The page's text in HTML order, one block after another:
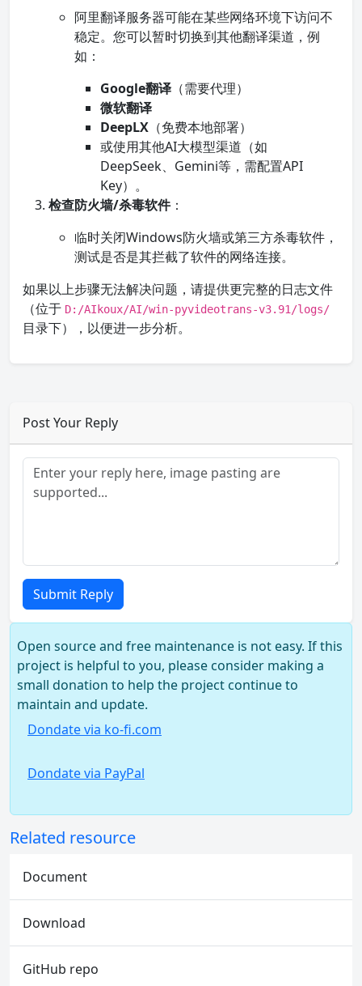
阿里翻译服务器可能在某些网络环境下访问不
稳定。您可以暂时切换到其他翻译渠道，例
如：
Google翻译 （需要代理）
微软翻译
DeepLX （免费本地部署）
或使用其他AI大模型渠道（如
DeepSeek、Gemini等，需配置API
Key）。
检查防火墙/杀毒软件：
临时关闭Windows防火墙或第三方杀毒软件，
测试是否是其拦截了软件的网络连接。
如果以上步骤无法解决问题，请提供更完整的日志文件
（位于 D:/AIkoux/AI/win-pyvideotrans-v3.91/logs/
目录下），以便进一步分析。
Post Your Reply
Submit Reply
Open source and free maintenance is not easy. If this
project is helpful to you, please consider making a
small donation to help the project continue to
maintain and update.
Dondate via ko-fi.com
Dondate via PayPal
Related resource
Document
Download
GitHub repo